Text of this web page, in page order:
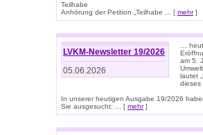
Teilhabe
Anhörung der Petition „Teilhabe ... [ mehr]
LVKM-Newsletter 19/2026
05.06.2026
…
am 5.
lautet
dieses
In unserer heutigen Ausgabe 19/2026
Sie ausgesucht: ... [ mehr]